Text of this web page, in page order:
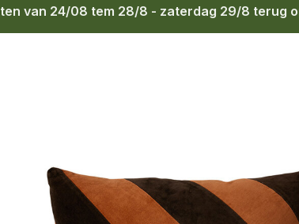
van 24/08 tem 28/8 - zaterdag 29/8 terug
VELVET CUSHION SEPTEMBER 40X60